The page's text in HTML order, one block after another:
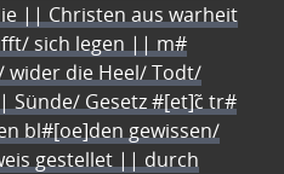
|| Christen aus warheit
sich legen || m#
wider die Heel/ Todt/
Sünde/ Gesetz #[et]c̃ tr#
bl#[oe]den gewissen/
gestellet || durch